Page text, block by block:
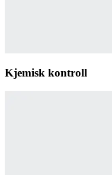
Kjemisk kontroll